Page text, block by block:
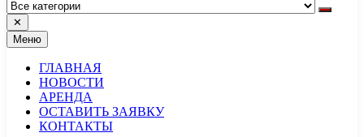
✕
Меню
ГЛАВНАЯ
НОВОСТИ
АРЕНДА
ОСТАВИТЬ ЗАЯВКУ
КОНТАКТЫ